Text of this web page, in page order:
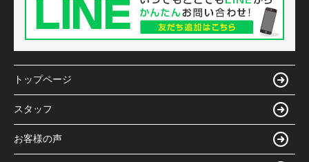
トップページ
スタッフ
お客様の声